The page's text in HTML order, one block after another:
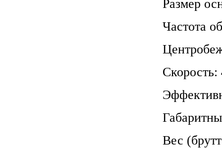
Размер
Частота
Скорость:
Вес